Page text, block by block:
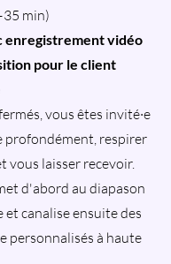
min)
enregistrement vidéo
pour le client
vous êtes invité·e
profondément, respirer
vous laisser recevoir.
d'abord au diapason
et canalise ensuite des
personnalisés à haute